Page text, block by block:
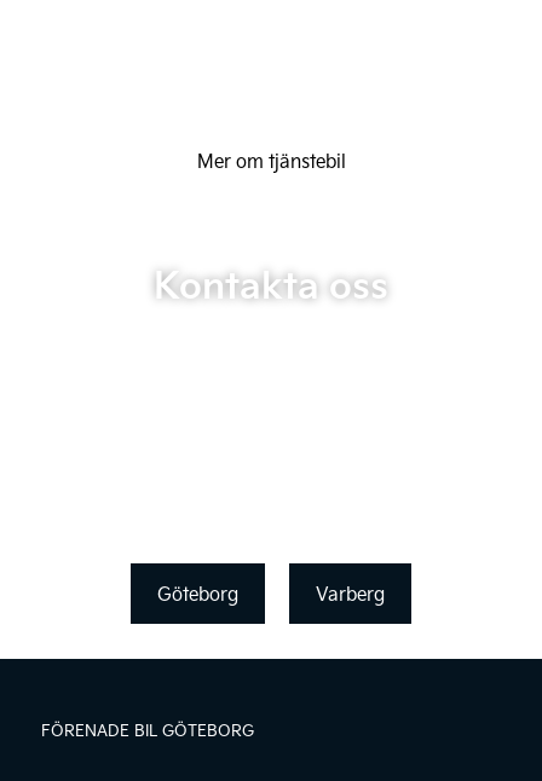
Mer om tjänstebil
Kontakta oss
Göteborg Varberg
FÖRENADE BIL GÖTEBORG